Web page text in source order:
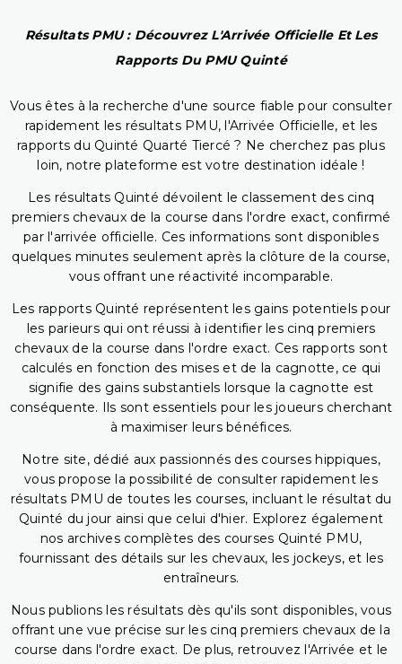
Résultats PMU : Découvrez L'Arrivée Officielle Et Les
Rapports Du PMU Quinté
Vous êtes à la recherche d'une source fiable pour consulter
rapidement les résultats PMU, l'Arrivée Officielle, et les
rapports du Quinté Quarté Tiercé ? Ne cherchez pas plus
loin, notre plateforme est votre destination idéale !
Les résultats Quinté dévoilent le classement des cinq
premiers chevaux de la course dans l'ordre exact, confirmé
par l'arrivée officielle. Ces informations sont disponibles
quelques minutes seulement après la clôture de la course,
vous offrant une réactivité incomparable.
Les rapports Quinté représentent les gains potentiels pour
les parieurs qui ont réussi à identifier les cinq premiers
chevaux de la course dans l'ordre exact. Ces rapports sont
calculés en fonction des mises et de la cagnotte, ce qui
signifie des gains substantiels lorsque la cagnotte est
conséquente. Ils sont essentiels pour les joueurs cherchant
à maximiser leurs bénéfices.
Notre site, dédié aux passionnés des courses hippiques,
vous propose la possibilité de consulter rapidement les
résultats PMU de toutes les courses, incluant le résultat du
Quinté du jour ainsi que celui d'hier. Explorez également
nos archives complètes des courses Quinté PMU,
fournissant des détails sur les chevaux, les jockeys, et les
entraîneurs.
Nous publions les résultats dès qu'ils sont disponibles, vous
offrant une vue précise sur les cinq premiers chevaux de la
course dans l'ordre exact. De plus, retrouvez l'Arrivée et le